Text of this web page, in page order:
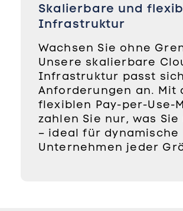
Skalierbare und
Infrastruktur
Wachsen Sie ohne
Unsere skalierbare
Infrastruktur passt
Anforderungen an. Mit
flexiblen Pay-per-Use-
zahlen Sie nur, was Sie
– ideal für dynamische
Unternehmen jeder